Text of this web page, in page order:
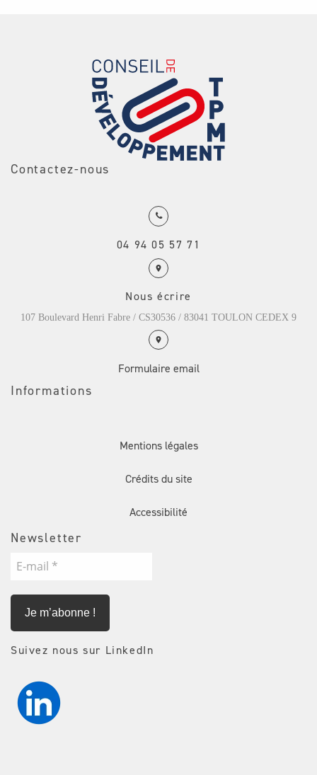
Contactez-nous
04 94 05 57 71
Nous écrire
107 Boulevard Henri Fabre / CS30536 / 83041 TOULON CEDEX 9
Formulaire email
Informations
Mentions légales
Crédits du site
Accessibilité
Newsletter
E-
*
Suivez nous sur LinkedIn